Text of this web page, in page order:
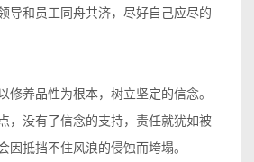
导和员工同舟共济，尽好自己应尽的
养品性为根本，树立坚定的信念。
，没有了信念的支持，责任就犹如被
因抵挡不住风浪的侵蚀而垮塌。